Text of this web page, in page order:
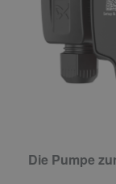
Die Pumpe